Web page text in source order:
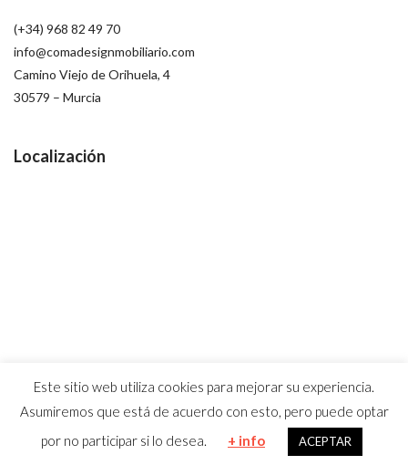
(+34) 968 82 49 70
info@comadesignmobiliario.com
Camino Viejo de Orihuela, 4
30579 – Murcia
Localización
© 2019 Coma Design /Diseño Web |Guellcom
Este sitio web utiliza cookies para mejorar su experiencia.
Asumiremos que está de acuerdo con esto, pero puede optar
por no participar si lo desea.
+ info ACEPTAR